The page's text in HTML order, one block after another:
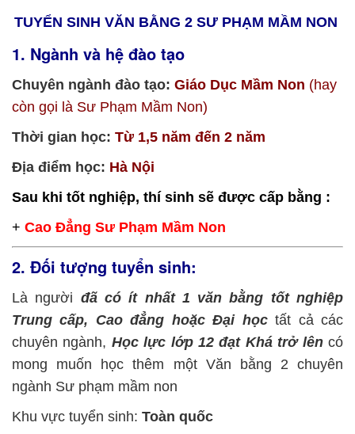
TUYỂN SINH VĂN BẰNG 2 SƯ PHẠM MẦM NON
1. Ngành và hệ đào tạo
Chuyên ngành đào tạo: Giáo Dục Mầm Non (hay
còn gọi là Sư Phạm Mầm Non)
Thời gian học: Từ 1,5 năm đến 2 năm
Địa điểm học: Hà Nội
Sau khi tốt nghiệp, thí sinh sẽ được cấp bằng :
+ Cao Đẳng Sư Phạm Mầm Non
2. Đối tượng tuyển sinh:
Là người đã có ít nhất 1 văn bằng tốt nghiệp
Trung cấp, Cao đẳng hoặc Đại họctất cả các
chuyên ngành, Học lực lớp 12 đạt Khá trở lêncó
mong muốn học thêm một Văn bằng 2 chuyên
ngành Sư phạm mầm non
Khu vực tuyển sinh: Toàn quốc